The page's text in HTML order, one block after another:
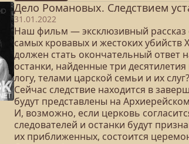
Дело Романовых. Следствием
31.01.2022
Наш фильм — эксклюзивный рассказ
самых кровавых и жестоких убийств
должен стать окончательный ответ
останки, найденные три
логу, телами царской семьи и их слуг?
Сейчас следствие находится в
будут представлены на
И, возможно, если церковь
следователей и останки будут
их приближенных, состоится